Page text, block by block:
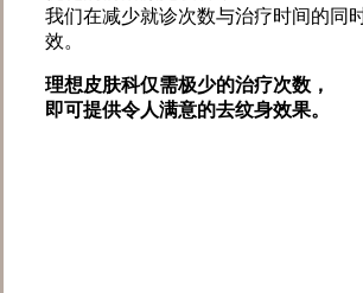
我们在减少就诊次数与治疗时间的同
效。
理想皮肤科仅需极少的治疗次数，
即可提供令人满意的去纹身效果。